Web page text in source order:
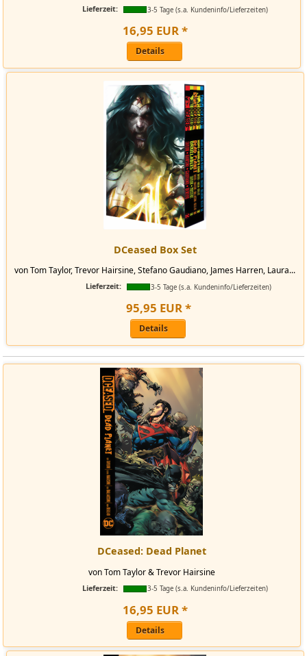
Lieferzeit: 3-5 Tage (s.a. Kundeninfo/Lieferzeiten)
16,95 EUR*
Details
DCeased Box Set
von Tom Taylor, Trevor Hairsine, Stefano Gaudiano, James Harren, Laura...
Lieferzeit: 3-5 Tage (s.a. Kundeninfo/Lieferzeiten)
95,95 EUR*
Details
DCeased: Dead Planet
von Tom Taylor & Trevor Hairsine
Lieferzeit: 3-5 Tage (s.a. Kundeninfo/Lieferzeiten)
16,95 EUR*
Details